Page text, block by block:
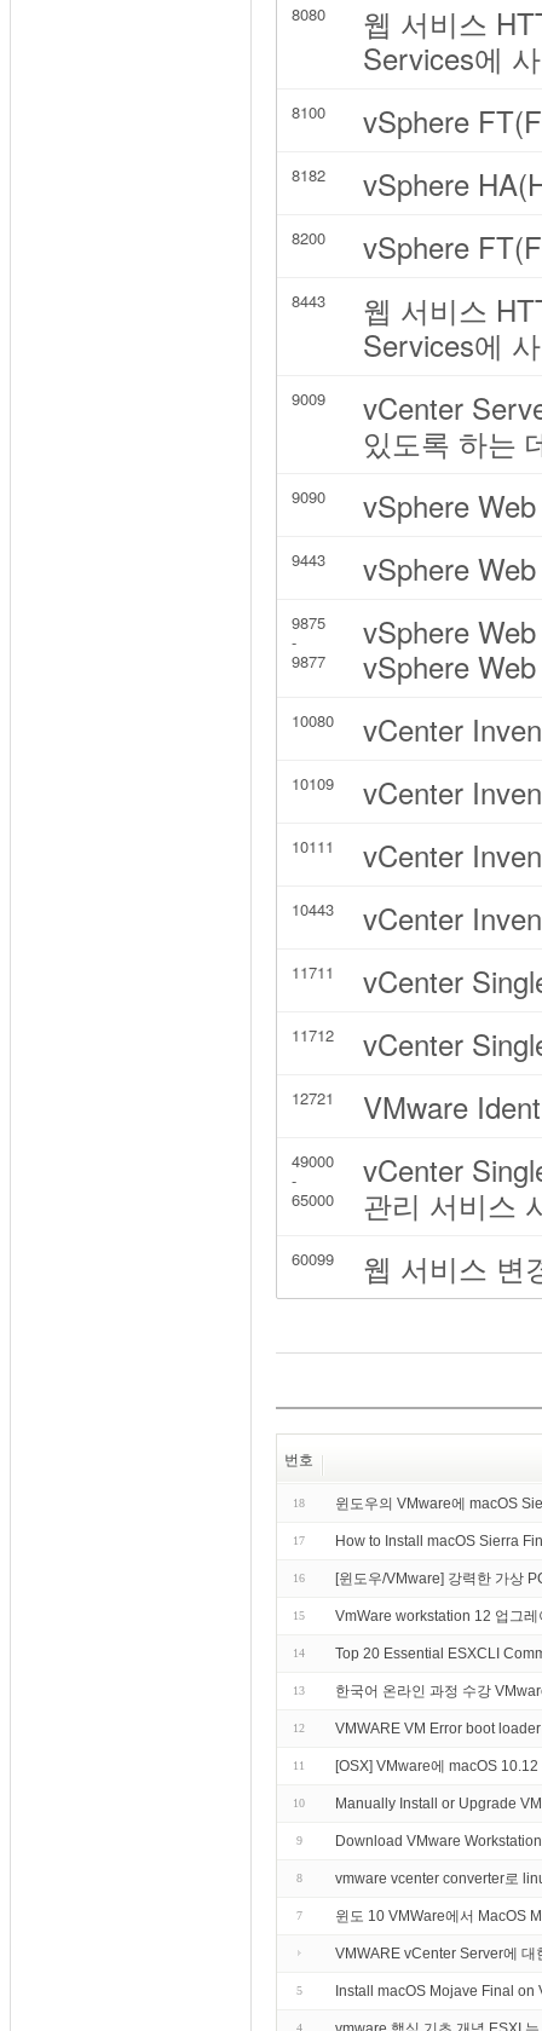
8080
웹 서비스
Services에
8100 vSphere
8182 vSphere
8200 vSphere
8443
웹 서비스
Services에
9009
vCenter
있도록 하는
9090 vSphere
9443 vSphere
9875
-
9877
vSphere
vSphere
10080 vCenter
10109 vCenter
10111 vCenter
10443 vCenter
11711 vCenter
11712 vCenter
12721 VMware
49000
-
65000
vCenter
관리 서비스
60099 웹 서비스 변
번호
18 윈도우의 VMware에 macOS
17 How to Install macOS Sierra
16 [윈도우/VMware] 강력한 가상
15 VmWare workstation 12 업그
14 Top 20 Essential ESXCLI
13 한국어 온라인 과정 수강
12 VMWARE VM Error boot
11 [OSX] VMware에 macOS
10 Manually Install or Upgrade
9 Download VMware
8 vmware vcenter converter로
7 윈도 10 VMWare에서 MacOS
VMWARE vCenter Server에 대
5 Install macOS Mojave Final
4